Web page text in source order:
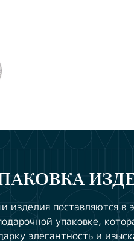
изделия поставляются в
упаковке,
элегантность и